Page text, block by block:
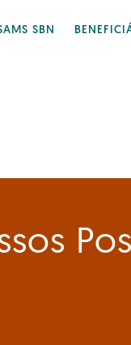
SBN